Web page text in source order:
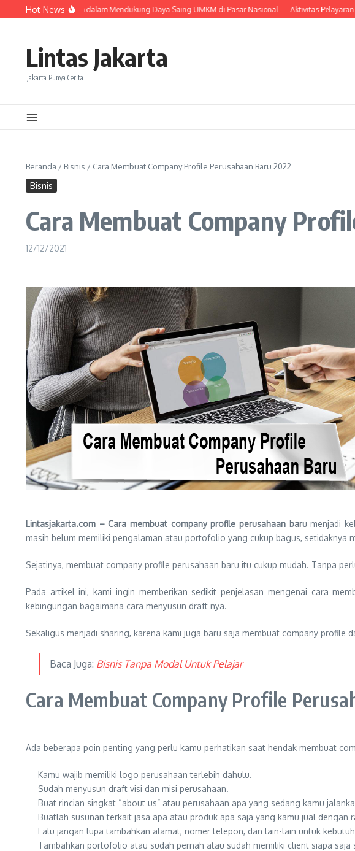
Lewati ke konten
Hot News
Ekspedisi Murah dalam Mendukung Daya Saing UMKM di Pasar Nasional Aktivitas Pelayaran
Lintas Jakarta
Jakarta Punya Cerita
Beranda / Bisnis / Cara Membuat Company Profile Perusahaan Baru 2022
Bisnis
Cara Membuat Company
12/12/2021
Lintasjakarta.com – Cara membuat company profile perusahaan barumenjadi
masih belum memiliki pengalaman atau portofolio yang cukup bagus, setidaknya
Sejatinya, membuat company profile perusahaan baru itu cukup mudah. Tanpa
Pada artikel ini, kami ingin memberikan sedikit penjelasan mengenai cara
kebingungan bagaimana cara menyusun draft nya.
Sekaligus menjadi sharing, karena kami juga baru saja membuat company profile
Baca Juga: Bisnis Tanpa Modal Untuk Pelajar
Cara Membuat Company Profile
Ada beberapa poin penting yang perlu kamu perhatikan saat hendak membuat
Kamu wajib memiliki logo perusahaan terlebih dahulu.
Sudah menyusun draft visi dan misi perusahaan.
Buat rincian singkat “about us” atau perusahaan apa yang sedang kamu
Buatlah susunan terkait jasa apa atau produk apa saja yang kamu jual dengan
Lalu jangan lupa tambahkan alamat, nomer telepon, dan lain-lain untuk
Tambahkan portofolio atau sudah pernah atau sudah memiliki client siapa saja